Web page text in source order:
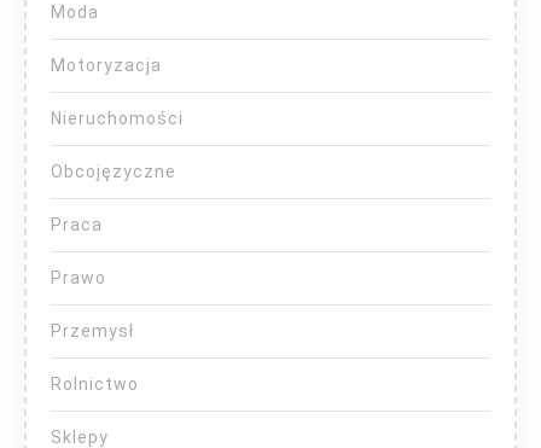
Moda
Motoryzacja
Nieruchomości
Obcojęzyczne
Praca
Prawo
Przemysł
Rolnictwo
Sklepy